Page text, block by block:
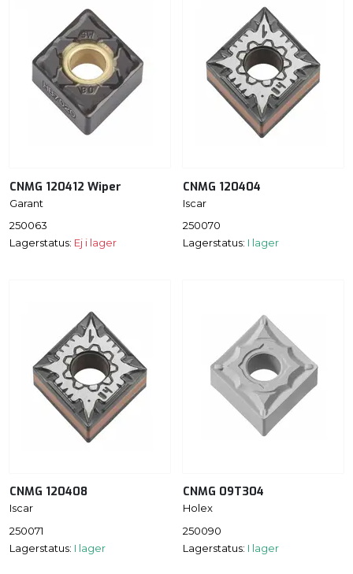
CNMG 120412 Wiper
Garant
250063
Lagerstatus: Ej i lager
CNMG 120404
Iscar
250070
Lagerstatus: I lager
CNMG 120408
Iscar
250071
Lagerstatus: I lager
CNMG 09T304
Holex
250090
Lagerstatus: I lager